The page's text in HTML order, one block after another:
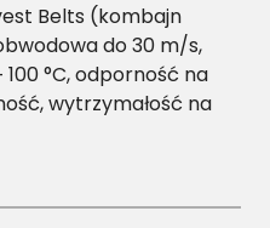
Belts (kombajn
do 30 m/s,
°C, odporność na
wytrzymałość na